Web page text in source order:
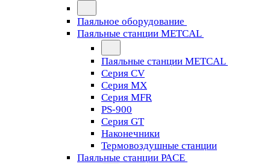
Паяльное оборудование
Паяльные станции METCAL
Паяльные станции METCAL
Серия CV
Серия MX
Серия MFR
PS-900
Серия GT
Наконечники
Термовоздушные станции
Паяльные станции PACE